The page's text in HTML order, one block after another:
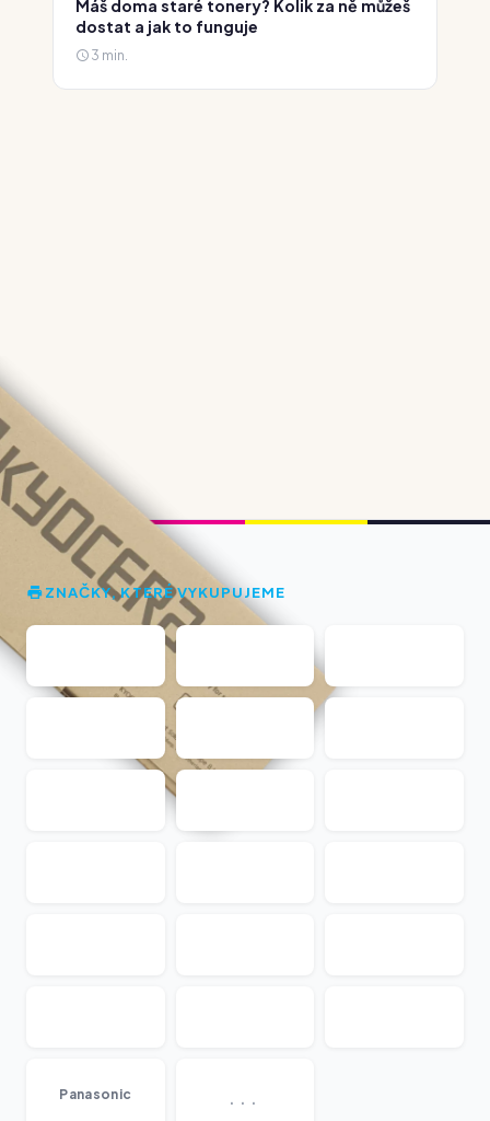
Máš doma staré tonery? Kolik za ně můžeš
dostat a jak to funguje
3 min.
ZNAČKY, KTERÉ VYKUPUJEME
Panasonic ...